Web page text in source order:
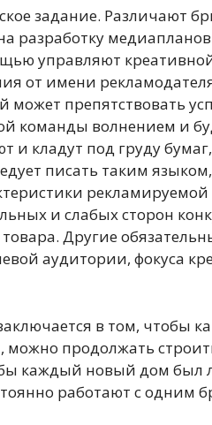
задание. Различают
разработку
управляют
имени
может препятствовать
команды волнением и
и кладут под груду
писать таким
и слабых сторон
Другие
аудитории, фокуса
в том, чтобы
продолжать
каждый новый дом
работают с одним